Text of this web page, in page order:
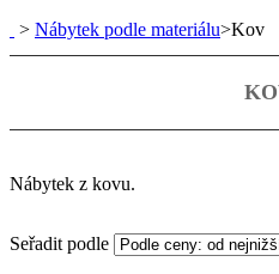
> Nábytek podle materiálu>Kov
Nábytek z kovu.
Seřadit podle